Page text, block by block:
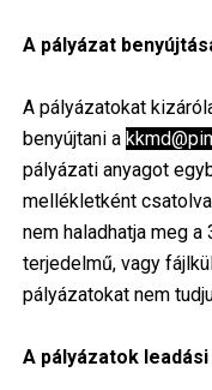
A pályázat
A pályázatokat
benyújtani a
pályázati anyagot
mellékletként
nem haladhatja meg
terjedelmű, vagy
pályázatokat nem
A pályázatok